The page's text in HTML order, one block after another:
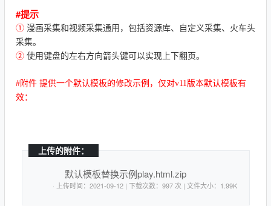
#提示
① 漫画采集和视频采集通用，包括资源库、自定义采集、火车头
采集。
② 使用键盘的左右方向箭头键可以实现上下翻页。
#附件 提供一个默认模板的修改示例，仅对v11版本默认模板有
效：
上传的附件：
默认模板替换示例play.html.zip
· 上传时间：2021-09-12 | 下载次数：997 次 | 文件大小：1.99K